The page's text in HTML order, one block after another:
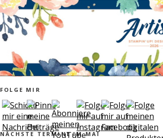
FOLGE MIR
NÄCHSTE TERMINE IM MAI